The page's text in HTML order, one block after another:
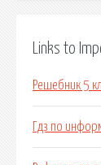
Links to
Решебник 5
Гдз по